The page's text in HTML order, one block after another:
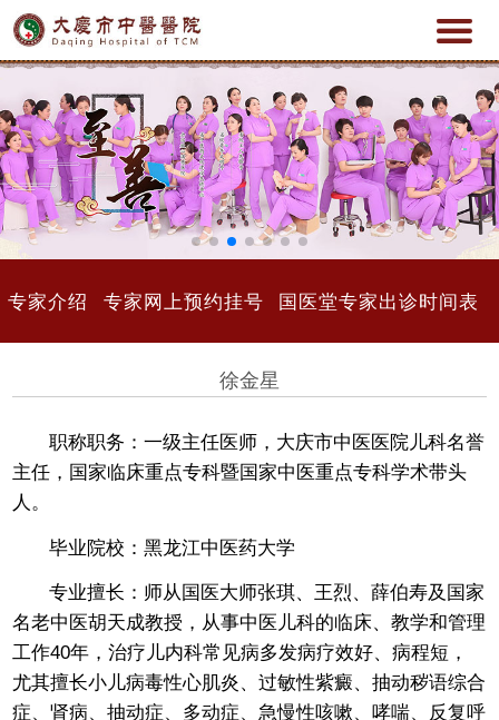
专家介绍 专家网上预约挂号 国医堂专家出诊时间表
徐金星
职称职务：一级主任医师，大庆市中医医院儿科名誉
主任，国家临床重点专科暨国家中医重点专科学术带头
人。
毕业院校：黑龙江中医药大学
专业擅长： 师从国医大师张琪、王烈、薛伯寿及国家
名老中医胡天成教授，从事中医儿科的临床、教学和管理
工作40年，治疗儿内科常见病多发病疗效好、病程短，
尤其擅长小儿病毒性心肌炎、过敏性紫癜、抽动秽语综合
症、肾病、抽动症、多动症、急慢性咳嗽、哮喘、反复呼